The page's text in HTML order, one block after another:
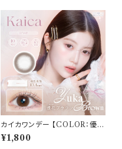
カイカワンデー 【COLOR：優花
ブラウン】 1箱10枚 14.2mm 度
なし 度あり 中野恵那 カラコン
¥1,800